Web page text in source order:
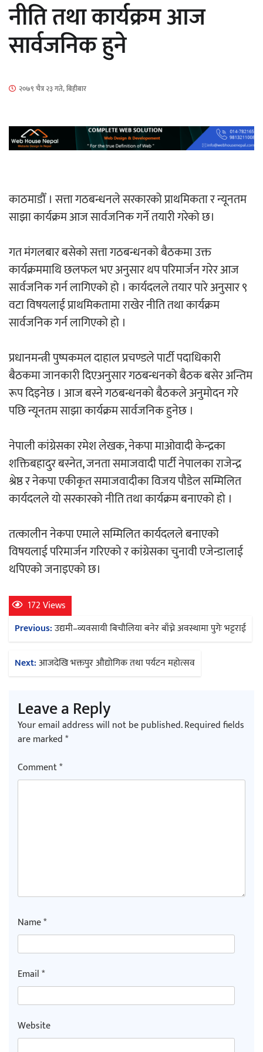
हलमा छैन ‘गौँथली’को टिकट
‘आइतबारको अफिस’ को परिचर्चा सम्पन्न
अर्जुन चन्द्रको ‘संवेदनाका प्रतिध्वनि’
मुक्तकसङ्ग्रह लोकार्पण
‘दुर्गा’ निर्माण गर्दै सम्राट
चलचित्र ‘माया भनेकै यस्तो होला’को शीर्ष गीत
काठमाडौं युथ कन्क्लेभ २०२६ भव्यताका साथ
सम्पन्न
सम्मान
नीति तथा कार्यक्रम आज
सार्वजनिक हुने
२०७९ चैत्र २३ गते, बिहीबार
काठमाडौँ । सत्ता गठबन्धनले सरकारको प्राथमिकता र न्यूनतम
साझा कार्यक्रम आज सार्वजनिक गर्ने तयारी गरेको छ।
गत मंगलबार बसेको सत्ता गठबन्धनको बैठकमा उक्त
कार्यक्रममाथि छलफल भए अनुसार थप परिमार्जन गरेर आज
सार्वजनिक गर्न लागिएको हो । कार्यदलले तयार पारे अनुसार ९
वटा विषयलाई प्राथमिकतामा राखेर नीति तथा कार्यक्रम
सार्वजनिक गर्न लागिएको हो ।
प्रधानमन्त्री पुष्पकमल दाहाल प्रचण्डले पार्टी पदाधिकारी
बैठकमा जानकारी दिएअनुसार गठबन्धनको बैठक बसेर अन्तिम
रूप दिइनेछ । आज बस्ने गठबन्धनको बैठकले अनुमोदन गरे
पछि न्यूनतम साझा कार्यक्रम सार्वजनिक हुनेछ ।
नेपाली कांग्रेसका रमेश लेखक, नेकपा माओवादी केन्द्रका
शक्तिबहादुर बस्नेत, जनता समाजवादी पार्टी नेपालका राजेन्द्र
श्रेष्ठ र नेकपा एकीकृत समाजवादीका विजय पौडेल सम्मिलित
कार्यदलले यो सरकारको नीति तथा कार्यक्रम बनाएको हो ।
तत्कालीन नेकपा एमाले सम्मिलित कार्यदलले बनाएको
विषयलाई परिमार्जन गरिएको र कांग्रेसका चुनावी एजेन्डालाई
थपिएको जनाइएको छ।
172 Views
Post
navigation
Previous:उद्यमी–व्यवसायी बिचौलिया बनेर बाँच्ने अवस्थामा पुगेः भट्टराई
Next:आजदेखि भक्तपुर औद्योगिक तथा पर्यटन महोत्सव
Leave a Reply
Your email address will not be published.Required fields
are marked*
Comment*
Name*
Email*
Website